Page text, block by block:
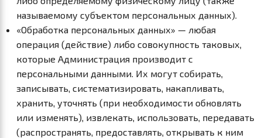
называемому субъектом персональных данных).
«Обработка персональных данных» — любая
операция (действие) либо совокупность таковых,
которые Администрация производит с
персональными данными. Их могут собирать,
записывать, систематизировать, накапливать,
хранить, уточнять (при необходимости обновлять
или изменять), извлекать, использовать, передавать
(распространять, предоставлять, открывать к ним